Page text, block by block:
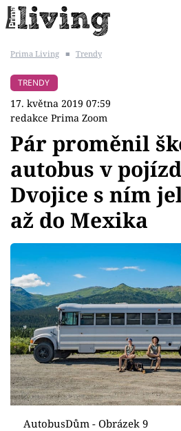
BYDLENÍ SLAVNÝCH
Témata
Bydlení
Zahrada
Design
Sledujte prima+
Přihlášení
Sledujte nás
Prima Living ■ Trendy
TRENDY
17. května 2019 07:59
redakce Prima Zoom
Pár proměnil
autobus v
Dvojice s ním
až do Mexika
AutobusDům - Obrázek 9